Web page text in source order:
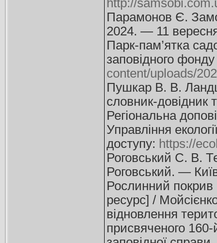
http://
Парамонов Є.
2024. — 11
Парк-пам’ятка
заповідного
content/uploads/
Пушкар В. В.
словник-
Регіональна
Управління
доступу: https://
Роговський С. В.
Роговський. —
Рослинний покрив
ресурс] /
відновлення
присвяченого